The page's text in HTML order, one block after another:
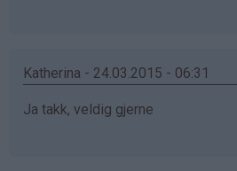
Katherina - 24.03.2015 - 06:31
Ja takk, veldig gjerne